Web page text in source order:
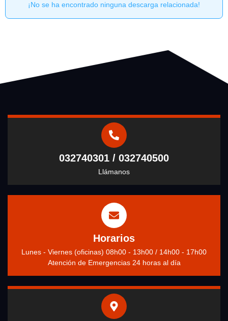
¡No se ha encontrado ninguna descarga relacionada!
032740301 / 032740500
Llámanos
Horarios
Lunes - Viernes (oficinas) 08h00 - 13h00 / 14h00 - 17h00
Atención de Emergencias 24 horas al día